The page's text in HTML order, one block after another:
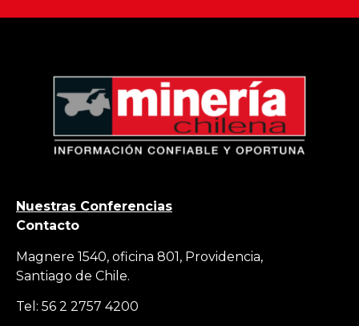
Nuestras Conferencias
Contacto
Magnere 1540, oficina 801, Providencia,
Santiago de Chile.
Tel: 56 2 2757 4200